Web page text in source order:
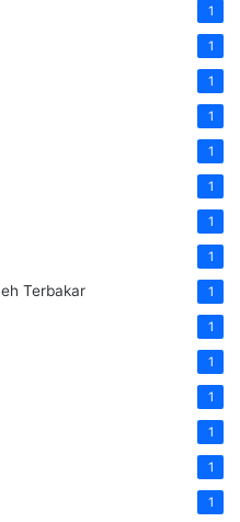
1
1
1
1
1
1
1
1
Terbakar 1
1
1
1
1
1
1